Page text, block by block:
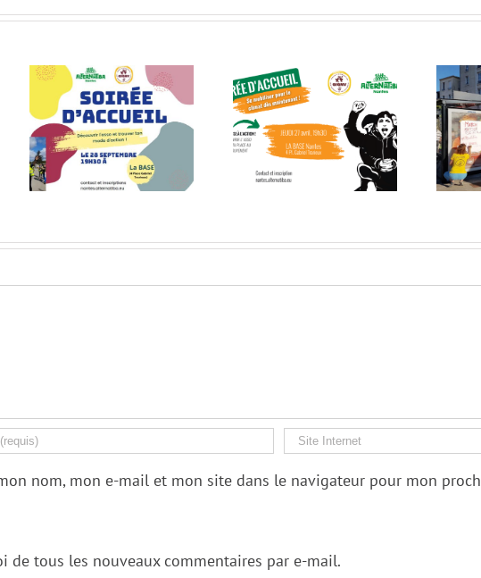
Soirée d’accueil le 27
avril à la BASE
Lettre ouverte au FC
Nantes : faites
mieux que le PSG,
prenez le train !
nom, mon e-mail et mon site dans le navigateur pour mon
de tous les nouveaux commentaires par e-mail.